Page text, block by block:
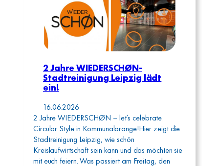
2 Jahre WIEDERSCHØN-
Stadtreinigung Leipzig lädt
ein!
16.06.2026
2 Jahre WIEDERSCHØN – let’s celebrate
Circular Style in Kommunalorange!Hier zeigt die
Stadtreinigung Leipzig, wie schön
Kreislaufwirtschaft sein kann und das möchten sie
mit euch feiern. Was passiert am Freitag, den